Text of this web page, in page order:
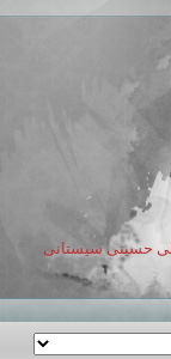
حسینی سیستانی